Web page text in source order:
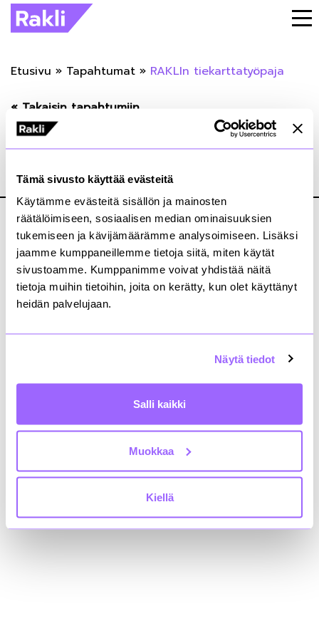
Tämä sivusto käyttää evästeitä
Käytämme evästeitä sisällön ja mainosten
räätälöimiseen, sosiaalisen median ominaisuuksien
tukemiseen ja kävijämäärämme analysoimiseen. Lisäksi
jaamme kumppaneillemme tietoja siitä, miten käytät
sivustoamme. Kumppanimme voivat yhdistää näitä
tietoja muihin tietoihin, joita on kerätty, kun olet käyttänyt
heidän palvelujaan.
Näytä tiedot
Salli kaikki
Muokkaa
Kiellä
Etusivu » Tapahtumat » RAKLIn tiekarttatyöpaja
« Takaisin tapahtumiin
RAKLIn tiekarttatyöpaja
03.03.2020
Kiinteistönomistajat ja rakennuttajat Rakli ry
Annankatu 24, 2. krs
00100 Helsinki
tietosuojaseloste
Saavutettavuusseloste
Löydät meidät myös somesta!